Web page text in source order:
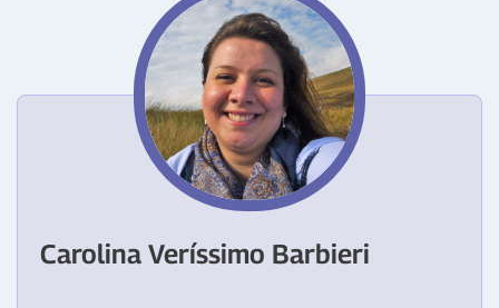
Carolina Veríssimo Barbieri